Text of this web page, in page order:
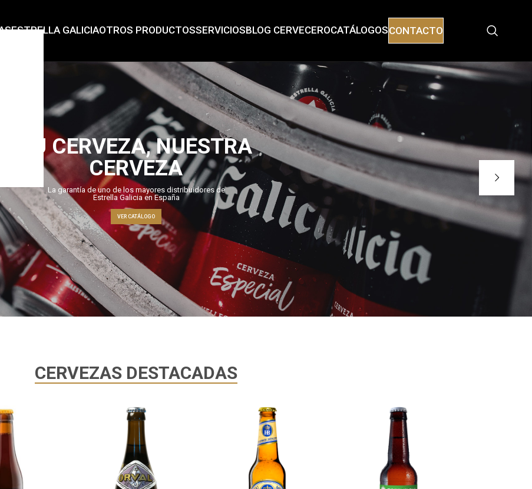
ESTRELLA GALICIAOTROS PRODUCTOSSERVICIOSBLOG CERVECEROCATÁLOGOSCONTACTO
TU CERVEZA, NUESTRA
CERVEZA
La garantía de uno de los mayores distribuidores de
Estrella Galicia en España
VER CATÁLOGO
CERVEZAS DESTACADAS